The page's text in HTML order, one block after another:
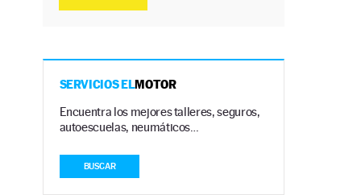
SERVICIOS ELMOTOR
Encuentra los mejores talleres, seguros,
autoescuelas, neumáticos…
BUSCAR